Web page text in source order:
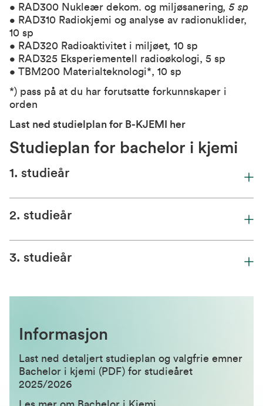
• RAD300 Nukleær dekom. og miljøsanering, 5 sp
• RAD310 Radiokjemi og analyse av radionuklider,
10 sp
• RAD320 Radioaktivitet i miljøet, 10 sp
• RAD325 Eksperiementell radioøkologi, 5 sp
• TBM200 Materialteknologi*, 10 sp
*) pass på at du har forutsatte forkunnskaper i
orden
Last ned studielplan for B-KJEMI her
Studieplan for bachelor i kjemi
1. studieår
2. studieår
3. studieår
Informasjon
Last ned detaljert studieplan og valgfrie emner
Bachelor i kjemi (PDF) for studieåret
2025/2026